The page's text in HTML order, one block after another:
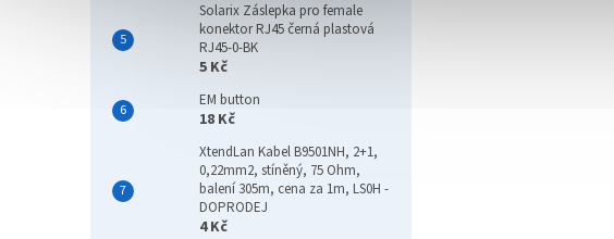
Solarix Záslepka pro female
konektor RJ45 černá plastová
RJ45-0-BK
5 Kč
EM button
18 Kč
XtendLan Kabel B9501NH, 2+1,
0,22mm2, stíněný, 75 Ohm,
balení 305m, cena za 1m, LS0H -
DOPRODEJ
4 Kč